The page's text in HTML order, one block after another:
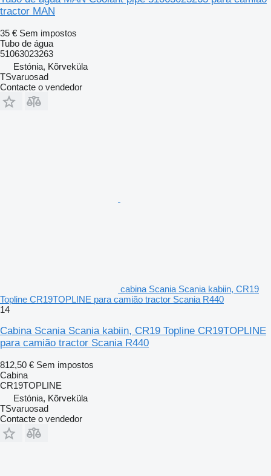
tractor MAN
35 € Sem impostos
Tubo de água
51063023263
Estónia, Kõrveküla
TSvaruosad
Contacte o vendedor
cabina Scania Scania kabiin, CR19
Topline CR19TOPLINE para camião tractor Scania R440
14
Cabina Scania Scania kabiin, CR19 Topline CR19TOPLINE
para camião tractor Scania R440
812,50 € Sem impostos
Cabina
CR19TOPLINE
Estónia, Kõrveküla
TSvaruosad
Contacte o vendedor